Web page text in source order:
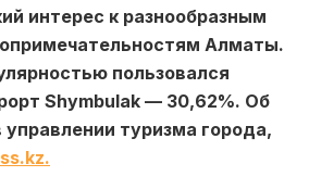
интерес к разнообразным
Алматы.
пользовался
Shymbulak — 30,62%. Об
туризма города,